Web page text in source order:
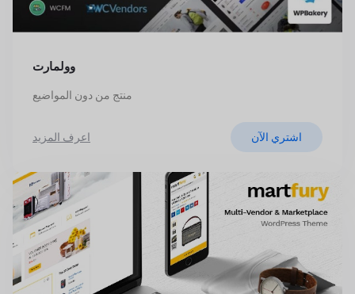
وولمارت
منتج من دون المواضيع
اعرف المزيد اشتري الآن